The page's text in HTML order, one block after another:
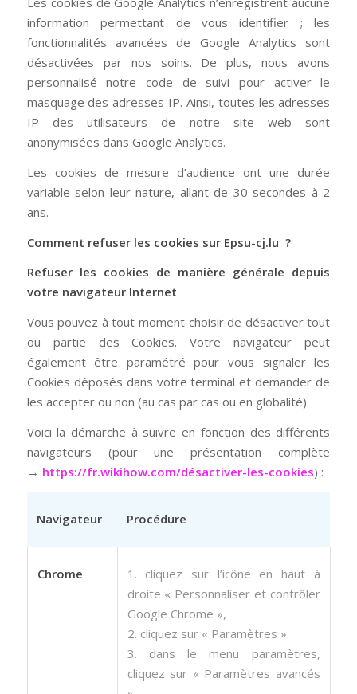
information permettant de vous identifier ; les
fonctionnalités avancées de Google Analytics sont
désactivées par nos soins. De plus, nous avons
personnalisé notre code de suivi pour activer le
masquage des adresses IP. Ainsi, toutes les adresses
IP des utilisateurs de notre site web sont
anonymisées dans Google Analytics.
Les cookies de mesure d’audience ont une durée
variable selon leur nature, allant de 30 secondes à 2
ans.
Comment refuser les cookies sur Epsu-cj.lu ?
Refuser les cookies de manière générale depuis
votre navigateur Internet
Vous pouvez à tout moment choisir de désactiver tout
ou partie des Cookies. Votre navigateur peut
également être paramétré pour vous signaler les
Cookies déposés dans votre terminal et demander de
les accepter ou non (au cas par cas ou en globalité).
Voici la démarche à suivre en fonction des différents
navigateurs (pour une présentation complète
→ https://fr.wikihow.com/désactiver-les-cookies) :
Navigateur Procédure
Chrome
1. cliquez sur l’icône en haut à
droite « Personnaliser et contrôler
Google Chrome »,
2. cliquez sur « Paramètres ».
3. dans le menu paramètres,
cliquez sur « Paramètres avancés